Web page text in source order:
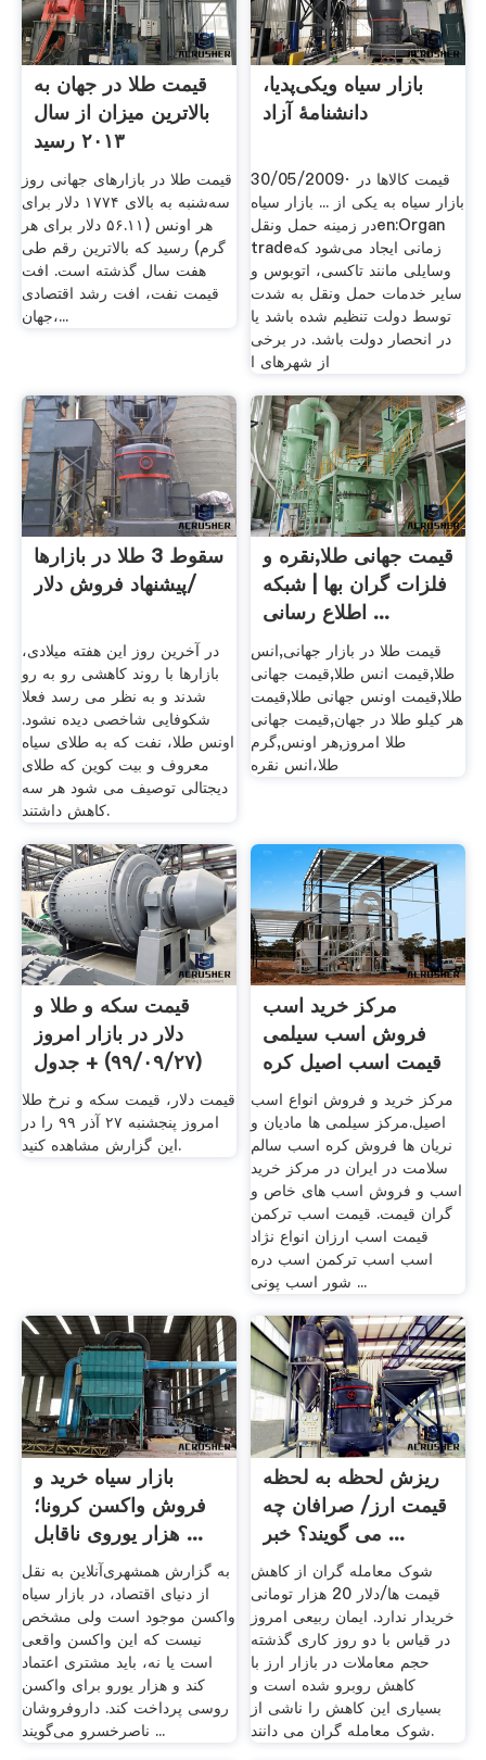
قیمت طلا در جهان به
بالاترین میزان از سال
۲۰۱۳ رسید
قیمت طلا در بازارهای جهانی روز
سه‌شنبه به بالای ۱۷۷۴ دلار برای
هر اونس (۵۶.۱۱ دلار برای هر
گرم) رسید که بالاترین رقم طی
هفت سال گذشته است. افت
قیمت نفت، افت رشد اقتصادی
جهان،...
بازار سیاه ویکی‌پدیا،
دانشنامهٔ آزاد
30/05/2009· قیمت کالاها در
بازار سیاه به یکی از ... بازار سیاه
در زمینه حمل ونقلen:Organ
tradeزمانی ایجاد می‌شود که
وسایلی مانند تاکسی، اتوبوس و
سایر خدمات حمل ونقل به شدت
توسط دولت تنظیم شده باشد یا
در انحصار دولت باشد. در برخی
از شهرهای ا
سقوط 3 طلا در بازارها
/پیشنهاد فروش دلار
در آخرین روز این هفته میلادی،
بازارها با روند کاهشی رو به رو
شدند و به نظر می رسد فعلا
شکوفایی شاخصی دیده نشود.
اونس طلا، نفت که به طلای سیاه
معروف و بیت کوین که طلای
دیجتالی توصیف می شود هر سه
کاهش داشتند.
قیمت جهانی طلا,نقره و
فلزات گران بها | شبکه
اطلاع رسانی ...
قیمت طلا در بازار جهانی,انس
طلا,قيمت انس طلا,قیمت جهانی
طلا,قیمت اونس جهانی طلا,قیمت
هر کیلو طلا در جهان,قیمت جهانی
طلا امروز,هر اونس,گرم
طلا،انس نقره
قیمت سکه و طلا و
دلار در بازار امروز
(۹۹/۰۹/۲۷) + جدول
قیمت دلار، قیمت سکه و نرخ طلا
امروز پنجشنبه ۲۷ آذر ۹۹ را در
این گزارش مشاهده کنید.
مرکز خرید اسب
فروش اسب سیلمی
قیمت اسب اصیل کره
اسب .
مرکز خرید و فروش انواع اسب
اصیل.مرکز سیلمی ها مادیان و
نریان ها فروش کره اسب سالم
سلامت در ایران در مرکز خرید
اسب و فروش اسب های خاص و
گران قیمت. قیمت اسب ترکمن
قیمت اسب ارزان انواع نژاد
اسب اسب ترکمن اسب دره
شور اسب پونی ...
بازار سیاه خرید و
فروش واکسن کرونا؛
هزار یوروی ناقابل ...
به گزارش همشهری‌آنلاین به نقل
از دنیای اقتصاد، در بازار سیاه
واکسن موجود است ولی مشخص
نیست که این واکسن واقعی
است یا نه، باید مشتری اعتماد
کند و هزار یورو برای واکسن
روسی پرداخت کند. داروفروشان
ناصرخسرو می‌گویند ...
ریزش لحظه به لحظه
قیمت ارز/ صرافان چه
می گویند؟ خبر ...
شوک معامله گران از کاهش
قیمت ها/دلار 20 هزار تومانی
خریدار ندارد. ایمان ربیعی امروز
در قیاس با دو روز کاری گذشته
حجم معاملات در بازار ارز با
کاهش روبرو شده است و
بسیاری این کاهش را ناشی از
شوک معامله گران می دانند.